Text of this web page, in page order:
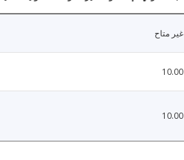
غير متاح
10.00
10.00